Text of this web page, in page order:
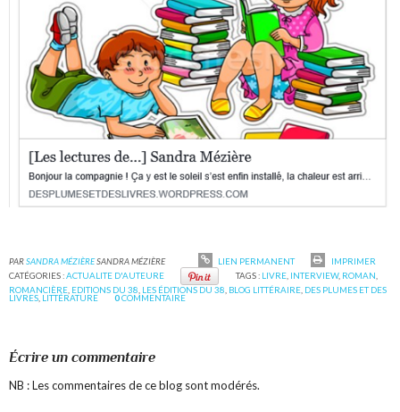
PARSANDRA MÉZIÈRESANDRA MÉZIÈRE LIEN PERMANENT
IMPRIMER
CATÉGORIES :ACTUALITE D'AUTEURE TAGS : LIVRE, INTERVIEW, ROMAN
ROMANCIÈRE EDITIONS DU 38 LES ÉDITIONS DU 38 BLOG LITTÉRAIRE DES PLUMES ET DES
LIVRES LITTÉRATURE 0COMMENTAIRE
Écrire un commentaire
NB : Les commentaires de ce blog sont modérés.